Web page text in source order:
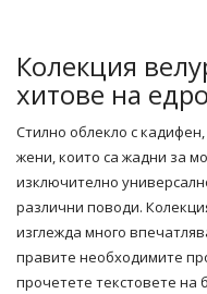
Колекция
хитове на едро
Стилно облекло с
жени, които са жадни за
изключително
различни поводи.
изглежда много
правите необходимите
прочетете текстовете на